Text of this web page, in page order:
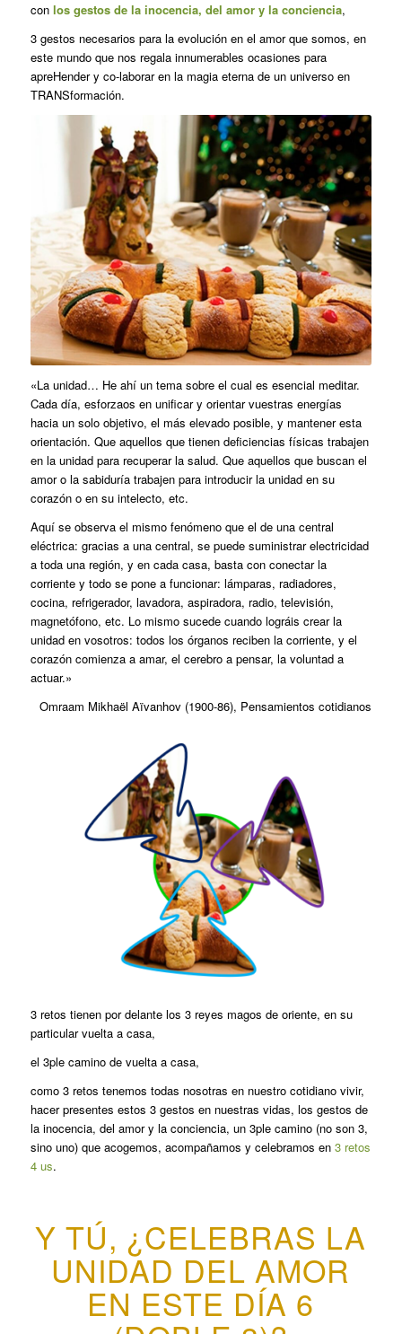
con los gestos de la inocencia, del amor y la conciencia,
3 gestos necesarios para la evolución en el amor que somos, en
este mundo que nos regala innumerables ocasiones para
apreHender y co-laborar en la magia eterna de un universo en
TRANSformación.
«La unidad… He ahí un tema sobre el cual es esencial meditar.
Cada día, esforzaos en unificar y orientar vuestras energías
hacia un solo objetivo, el más elevado posible, y mantener esta
orientación. Que aquellos que tienen deficiencias físicas trabajen
en la unidad para recuperar la salud. Que aquellos que buscan el
amor o la sabiduría trabajen para introducir la unidad en su
corazón o en su intelecto, etc.
Aquí se observa el mismo fenómeno que el de una central
eléctrica: gracias a una central, se puede suministrar electricidad
a toda una región, y en cada casa, basta con conectar la
corriente y todo se pone a funcionar: lámparas, radiadores,
cocina, refrigerador, lavadora, aspiradora, radio, televisión,
magnetófono, etc. Lo mismo sucede cuando lográis crear la
unidad en vosotros: todos los órganos reciben la corriente, y el
corazón comienza a amar, el cerebro a pensar, la voluntad a
actuar.»
Omraam Mikhaël Aïvanhov (1900-86), Pensamientos cotidianos
3 retos tienen por delante los 3 reyes magos de oriente, en su
particular vuelta a casa,
el 3ple camino de vuelta a casa,
como 3 retos tenemos todas nosotras en nuestro cotidiano vivir,
hacer presentes estos 3 gestos en nuestras vidas, los gestos de
la inocencia, del amor y la conciencia, un 3ple camino (no son 3,
sino uno) que acogemos, acompañamos y celebramos en 3 retos
4 us.
Y TÚ, ¿CELEBRAS LA
UNIDAD DEL AMOR
EN ESTE DÍA 6